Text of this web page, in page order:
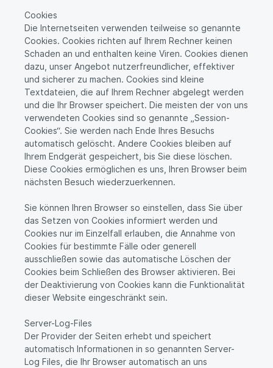
Cookies
Die Internetseiten verwenden teilweise so genannte
Cookies. Cookies richten auf Ihrem Rechner keinen
Schaden an und enthalten keine Viren. Cookies dienen
dazu, unser Angebot nutzerfreundlicher, effektiver
und sicherer zu machen. Cookies sind kleine
Textdateien, die auf Ihrem Rechner abgelegt werden
und die Ihr Browser speichert. Die meisten der von uns
verwendeten Cookies sind so genannte „Session-
Cookies“. Sie werden nach Ende Ihres Besuchs
automatisch gelöscht. Andere Cookies bleiben auf
Ihrem Endgerät gespeichert, bis Sie diese löschen.
Diese Cookies ermöglichen es uns, Ihren Browser beim
nächsten Besuch wiederzuerkennen.
Sie können Ihren Browser so einstellen, dass Sie über
das Setzen von Cookies informiert werden und
Cookies nur im Einzelfall erlauben, die Annahme von
Cookies für bestimmte Fälle oder generell
ausschließen sowie das automatische Löschen der
Cookies beim Schließen des Browser aktivieren. Bei
der Deaktivierung von Cookies kann die Funktionalität
dieser Website eingeschränkt sein.
Server-Log-Files
Der Provider der Seiten erhebt und speichert
automatisch Informationen in so genannten Server-
Log Files, die Ihr Browser automatisch an uns